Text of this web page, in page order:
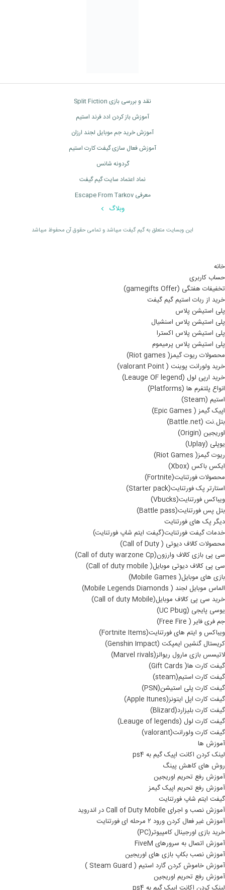
نقد و بررسی بازی Split Fiction
آموزش باز کردن ادد فرند استیم
آموزش خرید جم موبایل لجند ارزان
آموزش فعال سازی گیفت کارت استیم
گردونه شانس
نماد اعتماد سایت گیم گیفت
معرفی Escape From Tarkov
وبلاگ
اين وبسايت متعلق به گیم گیفت ميباشد و تمامی حقوق آن محفوظ ميباشد
خانه
حساب کاربری
تخفیفات هفتگی (gamegifts Offer)
خرید از ربات استیم گیم گیفت
پلی استیشن پلاس
پلی استیشن پلاس اسنشیال
پلی استیشن پلاس اکسترا
پلی استیشن پلاس پرمیموم
محصولات ریوت گیمز( Riot games)
خرید ولورانت پوینت ( valorant Point)
خرید ارپی لول (Leauge OF legend)
انواع پلتفرم ها (Platforms)
استیم (Steam)
اپیک گیمز ( Epic Games)
بتل.نت (Battle.net)
اوریجین (Origin)
یوپلی (Uplay)
ریوت گیمز( Riot Games)
ایکس باکس (Xbox)
محصولات فورتنایت(Fortnite)
استارتر پک فورتنایت(Starter pack)
ویباکس فورتنایت(Vbucks)
بتل پس فورتنایت(Battle pass)
دیگر پک های فورتنایت
خدمات گیفت فورتنایت(گیفت ایتم شاپ فورتنایت)
محصولات کالاف دیوتی ( Call of Duty)
سی پی بازی کالاف وارزون(Call of duty warzone Cp)
سی پی کالاف دیوتی موبایل( Call of duty mobile)
بازی های موبایل( Mobile Games)
الماس موبایل لجند ( Mobile Legends Diamonds)
خرید سی پی کالاف موبایل(Call of duty Mobile)
یوسی پایجی (UC Pbug)
جم فری فایر ( Free Fire)
ویباکس و ایتم های فورتنایت(Fortnite Items)
کریستال گنشین ایمپکت (Genshin Impact)
لاتیسس بازی مارول ریوالز(Marvel rivals)
گیفت کارت ها( Gift Cards)
گیفت کارت استیم(steam)
گیفت کارت پلی استیشن(PSN)
گیفت کارت اپل ایتونز(Apple Itunes)
گیفت کارت بلیزارد(Blizard)
گیفت کارت لول (Leauge of legends)
گیفت کارت ولورانت(valorant)
آموزش ها
لینک کردن اکانت اپیک گیم به ps4
روش های کاهش پینگ
آموزش رفع تحریم اوریجین
آموزش رفع تحریم اپیک گیمز
گیفت ایتم شاپ فورتنایت
آموزش نصب و اجرای Call of Duty Mobile در اندروید
آموزش غیر فعال کردن ورود ۲ مرحله ای فورتنایت
خرید بازی اورجینال کامپیوتر(PC)
آموزش اتصال به سرورهای FiveM
آموزش نصب بکاپ بازی های اوریجین
آموزش خاموش کردن گارد استیم ( Steam Guard )
آموزش رفع تحریم اوریجین